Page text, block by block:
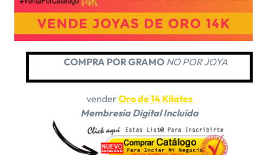
COMPRA POR GRAMO NO POR JOYA
vender Oro de 14 Kilates
Membresia Digital Incluida